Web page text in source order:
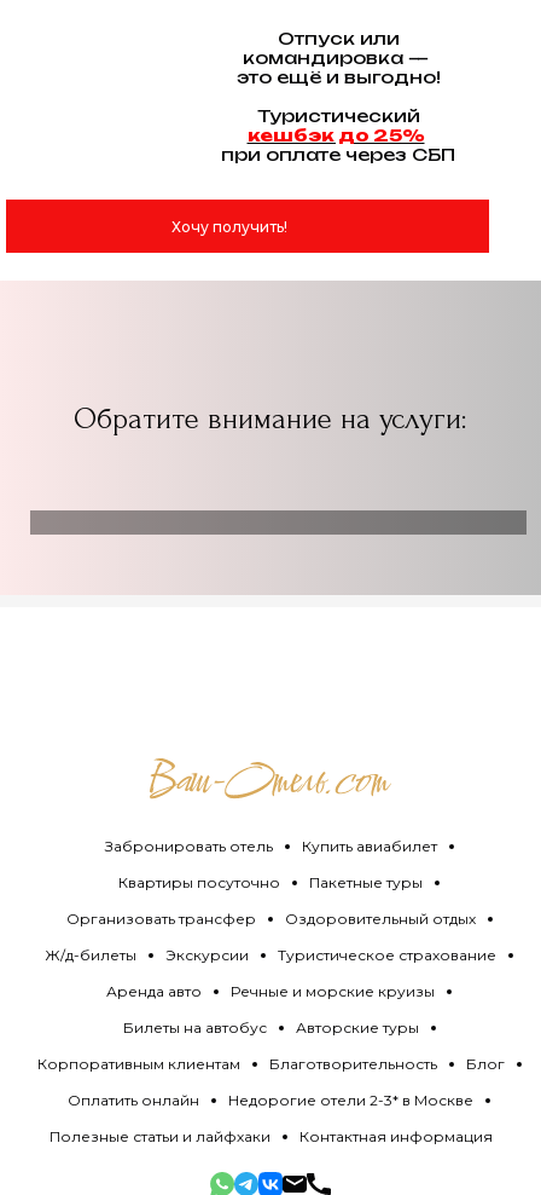
Хочу получить!
Отпуск или
командировка —
это ещё и выгодно!
Туристический
кешбэк до 25%
при оплате через СБП
Обратите внимание на услуги:
Забронировать отель
Купить авиабилет
Квартиры посуточно
Пакетные туры
Организовать трансфер
Оздоровительный отдых
Ж/д-билеты
Экскурсии
Туристическое страхование
Аренда авто
Речные и морские круизы
Билеты на автобус
Авторские туры
Корпоративным клиентам
Благотворительность
Блог
Оплатить онлайн
Недорогие отели 2-3* в Москве
Полезные статьи и лайфхаки
Контактная информация